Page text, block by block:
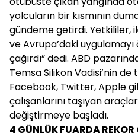
yolcuların bir kısmının
gündeme getirdi. Yetkililer,
ve Avrupa’daki
çağırdı” dedi. ABD
Temsa Silikon Vadisi’nin
Facebook, Twitter, Apple
çalışanlarını taşıyan
değiştirmeye başladı.
4 GÜNLÜK FUARDA